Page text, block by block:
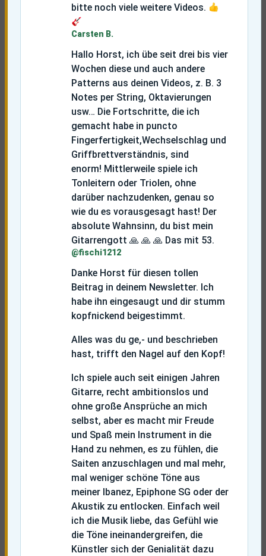
bitte noch viele weitere Videos.
Carsten B.
Hallo Horst, ich übe seit drei bis vier
Wochen diese und auch andere
Patterns aus deinen Videos, z. B. 3
Notes per String, Oktavierungen
usw… Die Fortschritte, die ich
gemacht habe in puncto
Fingerfertigkeit,Wechselschlag und
Griffbrettverständnis, sind
enorm! Mittlerweile spiele ich
Tonleitern oder Triolen, ohne
darüber nachzudenken, genau so
wie du es vorausgesagt hast! Der
absolute Wahnsinn, du bist mein
Gitarrengott 🙏 🙏 🙏 Das mit 53.
@fischi1212
Danke Horst für diesen tollen
Beitrag in deinem Newsletter. Ich
habe ihn eingesaugt und dir stumm
kopfnickend beigestimmt.
Alles was du ge,- und beschrieben
hast, trifft den Nagel auf den Kopf!
Ich spiele auch seit einigen Jahren
Gitarre, recht ambitionslos und
ohne große Ansprüche an mich
selbst, aber es macht mir Freude
und Spaß mein Instrument in die
Hand zu nehmen, es zu fühlen, die
Saiten anzuschlagen und mal mehr,
mal weniger schöne Töne aus
meiner Ibanez, Epiphone SG oder der
Akustik zu entlocken. Einfach weil
ich die Musik liebe, das Gefühl wie
die Töne ineinandergreifen, die
Künstler sich der Genialität dazu